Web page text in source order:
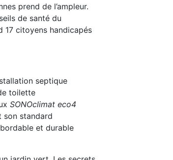
prend de l’ampleur.
de santé du
17 citoyens handicapés
septique
toilette
SONOclimat eco4
son standard
et durable